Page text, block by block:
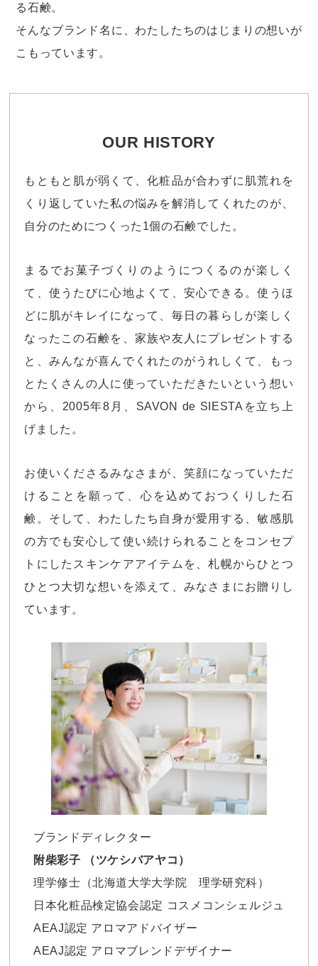
る石鹸。
そんなブランド名に、わたしたちのはじまりの想いが
こもっています。
OUR HISTORY
もともと肌が弱くて、化粧品が合わずに肌荒れを
くり返していた私の悩みを解消してくれたのが、
自分のためにつくった1個の石鹸でした。
まるでお菓子づくりのようにつくるのが楽しく
て、使うたびに心地よくて、安心できる。使うほ
どに肌がキレイになって、毎日の暮らしが楽しく
なったこの石鹸を、家族や友人にプレゼントする
と、みんなが喜んでくれたのがうれしくて、もっ
とたくさんの人に使っていただきたいという想い
から、2005年8月、SAVON de SIESTAを立ち上
げました。
お使いくださるみなさまが、笑顔になっていただ
けることを願って、心を込めておつくりした石
鹸。 そして、わたしたち自身が愛用する、敏感肌
の方でも安心して使い続けられることをコンセプ
トにしたスキンケアアイテムを、札幌からひとつ
ひとつ大切な想いを添えて、みなさまにお贈りし
ています。
ブランドディレクター
附柴彩子 （ツケシバアヤコ）
理学修士（北海道大学大学院 理学研究科）
日本化粧品検定協会認定 コスメコンシェルジュ
AEAJ認定 アロマアドバイザー
AEAJ認定 アロマブレンドデザイナー